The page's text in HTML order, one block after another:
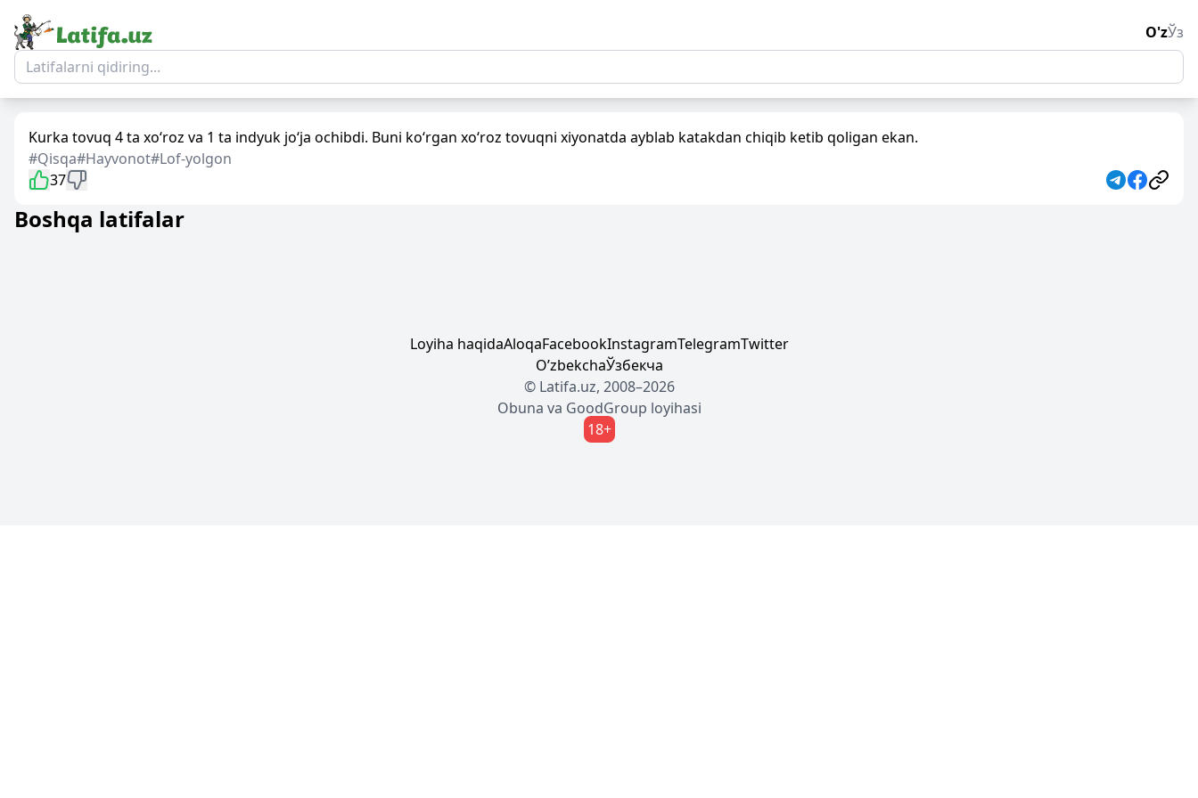
O'zЎз
Kurka tovuq 4 ta xo‘roz va 1 ta indyuk jo‘ja ochibdi. Buni ko‘rgan xo‘roz tovuqni xiyonatda ayblab katakdan chiqib ketib qoligan ekan.
#Qisqa#Hayvonot#Lof-yolgon
37
Boshqa latifalar
Loyiha haqidaAloqaFacebookInstagramTelegramTwitter
OʼzbekchaЎзбекча
© Latifa.uz, 2008–2026
Obuna va GoodGroup loyihasi
18+